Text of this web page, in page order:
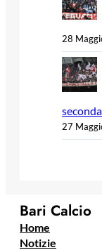
28
27
Bari Calcio
Home
Notizie